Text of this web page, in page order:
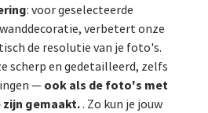
: voor geselecteerde
verbetert onze
de resolutie van je foto's.
scherp en gedetailleerd, zelfs
— ook als de foto's met
gemaakt.. Zo kun je jouw